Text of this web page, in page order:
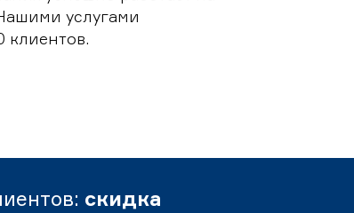
услугами
клиентов.
скидка